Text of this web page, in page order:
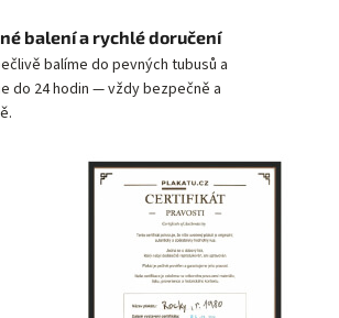
balení a rychlé doručení
balíme do pevných tubusů a
do 24 hodin — vždy bezpečně a